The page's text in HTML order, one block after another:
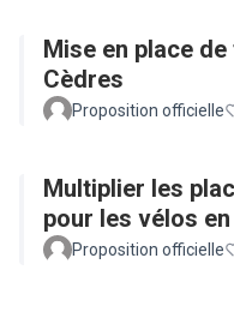
Mise en place
Cèdres
Proposition officielle
Multiplier les
pour les vélos
Proposition officielle